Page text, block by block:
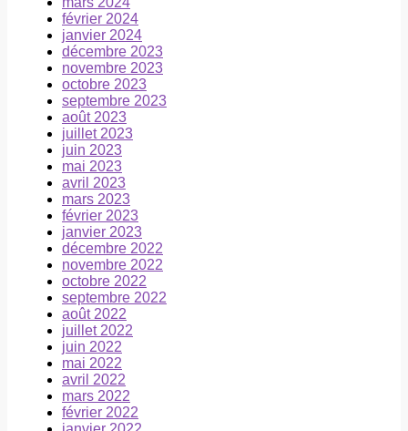
février 2024
janvier 2024
décembre 2023
novembre 2023
octobre 2023
septembre 2023
août 2023
juillet 2023
juin 2023
mai 2023
avril 2023
mars 2023
février 2023
janvier 2023
décembre 2022
novembre 2022
octobre 2022
septembre 2022
août 2022
juillet 2022
juin 2022
mai 2022
avril 2022
mars 2022
février 2022